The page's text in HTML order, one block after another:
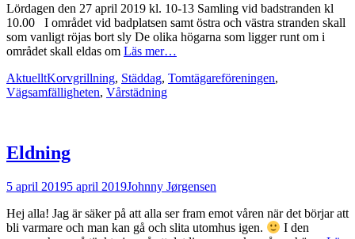
Lördagen den 27 april 2019 kl. 10-13 Samling vid badstranden kl
10.00 I området vid badplatsen samt östra och västra stranden skall
som vanligt röjas bort sly De olika högarna som ligger runt om i
området skall eldas om Läs mer…
Kategorier
AktuelltTaggar
Korvgrillning, Städdag, Tomtägareföreningen,
Vägsamfälligheten, Vårstädning
Eldning
Postades
5 april 20195 april 2019Författare
Johnny Jørgensen
Hej alla! Jag är säker på att alla ser fram emot våren när det börjar att
bli varmare och man kan gå och slita utomhus igen.
I den